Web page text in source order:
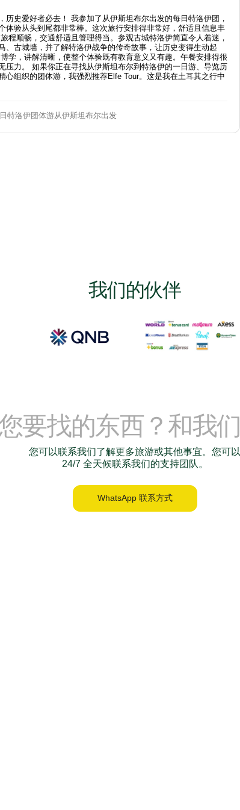
历史爱好者必去！ 我参加了从伊斯坦布尔出发的每日特洛伊团，
体验从头到尾都非常棒。这次旅行安排得非常好，舒适且信息丰
程顺畅，交通舒适且管理得当。参观古城特洛伊简直令人着迷，
、古城墙，并了解特洛伊战争的传奇故事，让历史变得生动起
学，讲解清晰，使整个体验既有教育意义又有趣。午餐安排得很
压力。 如果你正在寻找从伊斯坦布尔到特洛伊的一日游、导览历
心组织的团体游，我强烈推荐Elfe Tour。这是我在土耳其之行中
特洛伊团体游从伊斯坦布尔出发
我们的伙伴
要找的东西？和我们
您可以联系我们了解更多旅游或其他事宜。您可以
24/7 全天候联系我们的支持团队。
WhatsApp 联系方式